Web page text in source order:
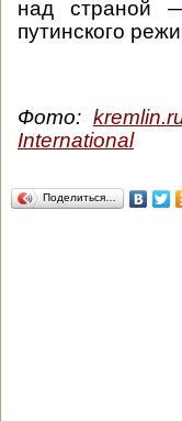
над страной
путинского
Фото:
International
Поделиться…